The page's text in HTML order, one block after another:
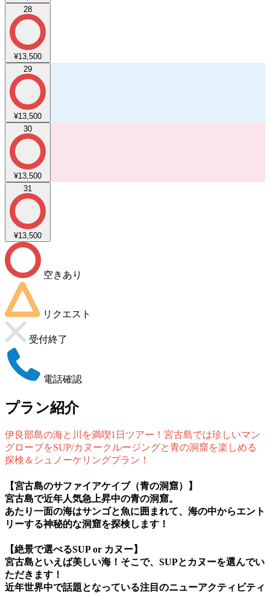
28
¥13,500
29
¥13,500
30
¥13,500
31
¥13,500
空きあり
リクエスト
受付終了
電話確認
プラン紹介
伊良部島の海と川を満喫1日ツアー！宮古島では珍しいマン
グローブをSUP/カヌークルージングと青の洞窟を楽しめる
探検＆シュノーケリングプラン！
【宮古島のサファイアケイブ（青の洞窟）】
宮古島で近年人気急上昇中の青の洞窟。
あたり一面の海はサンゴと魚に囲まれて、海の中からエント
リーする神秘的な洞窟を探検します！
【絶景で選べるSUP or カヌー】
宮古島といえば美しい海！そこで、SUPとカヌーを選んでい
ただきます！
近年世界中で話題となっている注目のニューアクティビティ